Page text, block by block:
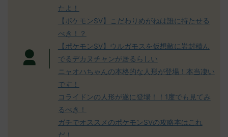
たよ！
【ポケモンSV】こだわりめがねは誰に持たせる
べき！？
【ポケモンSV】ウルガモスを仮想敵に岩封積ん
でるデカヌチャンが居るらしい
ニャオハちゃんの本格的な人形が登場！本当凄い
です！
コライドンの人形が遂に登場！！1度でも見てみ
るべき！
ガチでオススメのポケモンSVの攻略本はこれ
だ！